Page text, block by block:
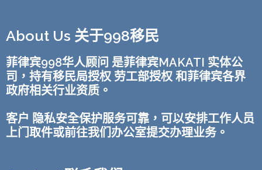
About Us 关于998移民
菲律宾998华人顾问 是菲律宾MAKATI 实体公
司，持有移民局授权 劳工部授权 和菲律宾各界
政府相关行业资质。
客户 隐私安全保护服务可靠，可以安排工作人员
上门取件或前往我们办公室提交办理业务。